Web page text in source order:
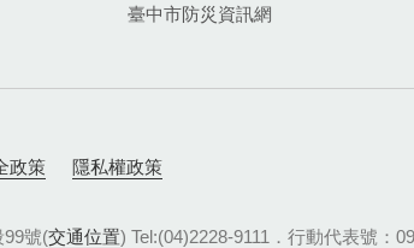
臺中市防災資訊網
政策 隱私權政策
99號(交通位置) Tel:(04)2228-9111．行動代表號：